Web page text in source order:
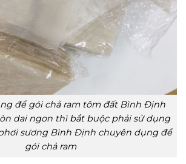
để gói chả ram tôm đất Bình Định
dai ngon thì bắt buộc phải sử dụng
sương Bình Định chuyên dụng để
gói chả ram